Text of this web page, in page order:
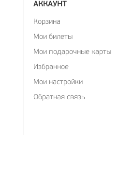
АККАУНТ
Корзина
Мои билеты
Мои подарочные карты
Избранное
Мои настройки
Обратная связь